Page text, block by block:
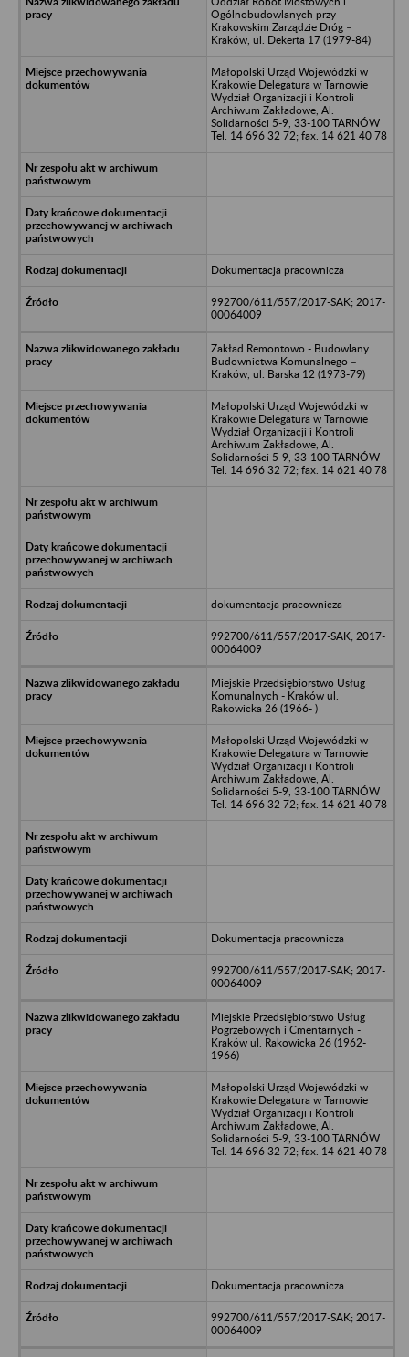
Ogólnobudowlanych przy
Krakowskim Zarządzie Dróg –
Kraków, ul. Dekerta 17 (1979-84)
Małopolski Urząd Wojewódzki w
Krakowie Delegatura w Tarnowie
Wydział Organizacji i Kontroli
Archiwum Zakładowe, Al.
Solidarności 5-9, 33-100 TARNÓW
Tel. 14 696 32 72; fax. 14 621 40 78
Dokumentacja pracownicza
992700/611/557/2017-SAK; 2017-
00064009
Zakład Remontowo - Budowlany
Budownictwa Komunalnego –
Kraków, ul. Barska 12 (1973-79)
Małopolski Urząd Wojewódzki w
Krakowie Delegatura w Tarnowie
Wydział Organizacji i Kontroli
Archiwum Zakładowe, Al.
Solidarności 5-9, 33-100 TARNÓW
Tel. 14 696 32 72; fax. 14 621 40 78
dokumentacja pracownicza
992700/611/557/2017-SAK; 2017-
00064009
Miejskie Przedsiębiorstwo Usług
Komunalnych - Kraków ul.
Rakowicka 26 (1966- )
Małopolski Urząd Wojewódzki w
Krakowie Delegatura w Tarnowie
Wydział Organizacji i Kontroli
Archiwum Zakładowe, Al.
Solidarności 5-9, 33-100 TARNÓW
Tel. 14 696 32 72; fax. 14 621 40 78
Dokumentacja pracownicza
992700/611/557/2017-SAK; 2017-
00064009
Miejskie Przedsiębiorstwo Usług
Pogrzebowych i Cmentarnych -
Kraków ul. Rakowicka 26 (1962-
1966)
Małopolski Urząd Wojewódzki w
Krakowie Delegatura w Tarnowie
Wydział Organizacji i Kontroli
Archiwum Zakładowe, Al.
Solidarności 5-9, 33-100 TARNÓW
Tel. 14 696 32 72; fax. 14 621 40 78
Dokumentacja pracownicza
992700/611/557/2017-SAK; 2017-
00064009